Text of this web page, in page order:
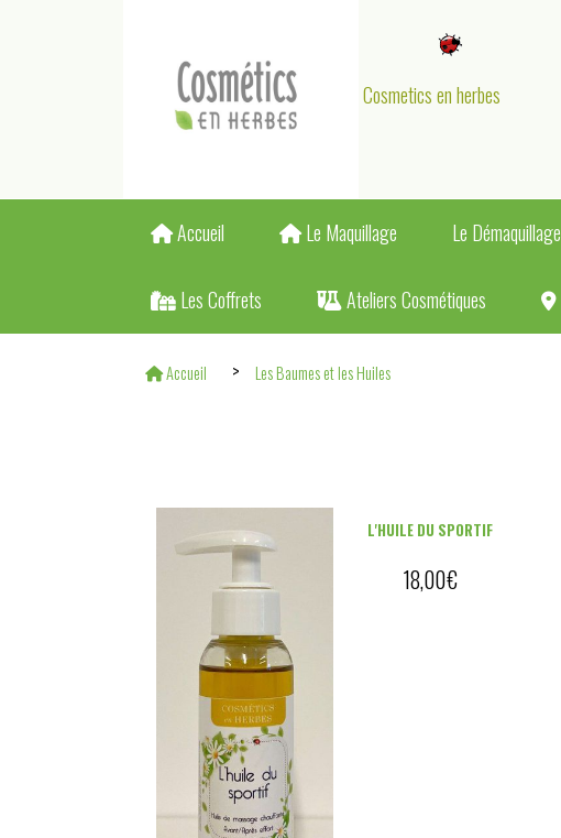
Cosmetics en herbes
Accueil Le Maquillage Le Démaquillage
Les Coffrets Ateliers Cosmétiques
Accueil Les Baumes et les Huiles
L'HUILE DU SPORTIF
18,00€